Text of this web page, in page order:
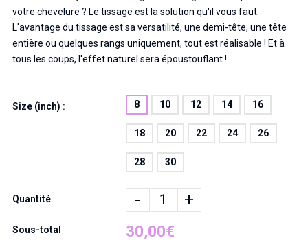
votre chevelure ? Le tissage est la solution qu'il vous faut.
L'avantage du tissage est sa versatilité, une demi-tête, une tête
entière ou quelques rangs uniquement, tout est réalisable ! Et à
tous les coups, l'effet naturel sera époustouflant !
Size (inch) : 8 10 12 14 16
18 20 22 24 26
28 30
Quantité - +
Sous-total 30,00€